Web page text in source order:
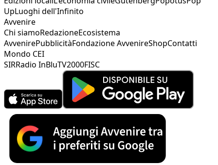
UpLuoghi dell'Infinito
Avvenire
Chi siamoRedazioneEcosistema
AvvenirePubblicitàFondazione AvvenireShopContatti
Mondo CEI
SIRRadio InBluTV2000FISC